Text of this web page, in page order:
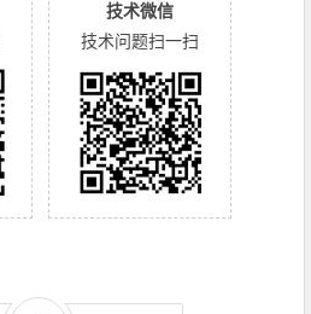
技术微信
技术问题扫一扫